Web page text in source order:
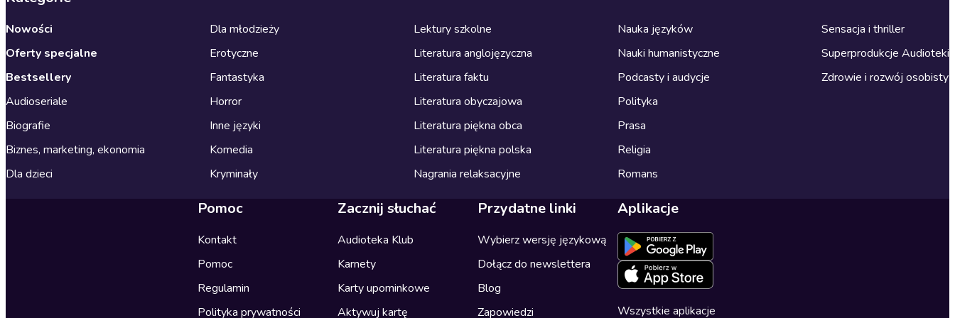
Nowości
Oferty specjalne
Bestsellery
Audioseriale
Biografie
Biznes, marketing, ekonomia
Dla dzieci
Dla młodzieży
Erotyczne
Fantastyka
Horror
Inne języki
Komedia
Kryminały
Lektury szkolne
Literatura anglojęzyczna
Literatura faktu
Literatura obyczajowa
Literatura piękna obca
Literatura piękna polska
Nagrania relaksacyjne
Nauka języków
Nauki humanistyczne
Podcasty i audycje
Polityka
Prasa
Religia
Romans
Sensacja i thriller
Superprodukcje Audioteki
Zdrowie i rozwój osobisty
Pomoc
Kontakt
Pomoc
Regulamin
Polityka prywatności
Zacznij słuchać
Audioteka Klub
Karnety
Karty upominkowe
Aktywuj kartę
Przydatne linki
Wybierz wersję językową
Dołącz do newslettera
Blog
Zapowiedzi
Aplikacje
Wszystkie aplikacje